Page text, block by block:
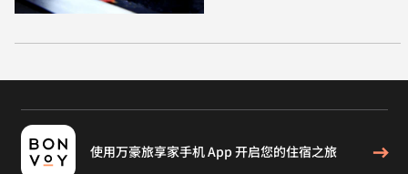
使用万豪旅享家手机 App 开启您的住宿之旅